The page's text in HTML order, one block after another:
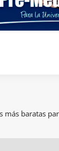
más baratas